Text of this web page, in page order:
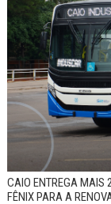
CAIO ENTREGA MAIS
FÊNIX PARA A